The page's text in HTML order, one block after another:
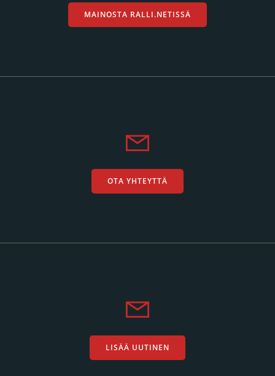
MAINOSTA RALLI.NETISSÄ
OTA YHTEYTTÄ
LISÄÄ UUTINEN